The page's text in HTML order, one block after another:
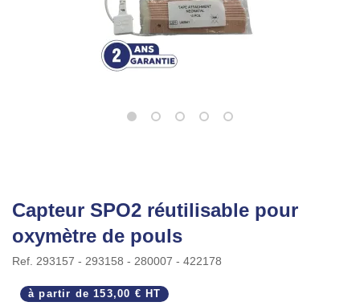
Capteur SPO2 réutilisable pour
oxymètre de pouls
Ref. 293157 - 293158 - 280007 - 422178
à partir de153,00 € HT